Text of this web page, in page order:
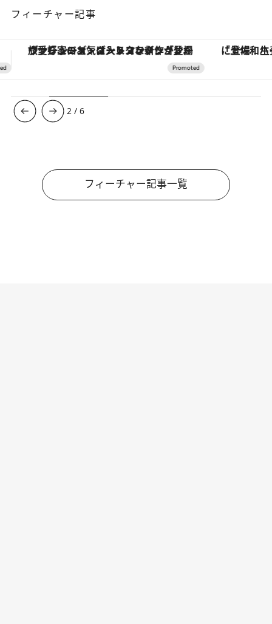
フィーチャー記事
「土佐和ハーブかき氷」がOMO7高知に登場！生姜、山椒、大葉など目にも舌にも涼を呼ぶ郷土の味
3 /6
フィーチャー記事一覧